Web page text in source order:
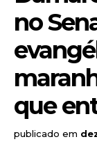
no
que
publicado em